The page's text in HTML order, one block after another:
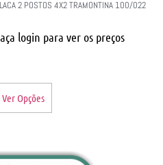
2 POSTOS 4X2 TRAMONTINA 100/022
login para ver os preços
Ver Opções